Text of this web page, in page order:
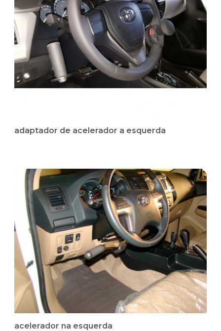
adaptador de acelerador a esquerda
acelerador na esquerda